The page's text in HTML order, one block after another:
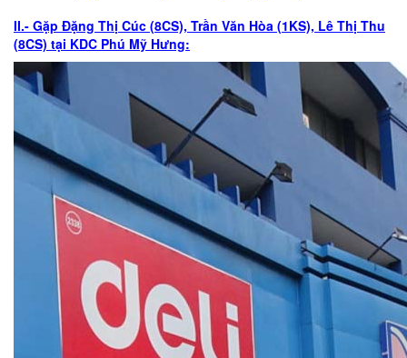
II.- Gặp Đặng Thị Cúc (8CS), Trần Văn Hòa (1KS), Lê Thị Thu
(8CS) tại KDC Phú Mỹ Hưng: